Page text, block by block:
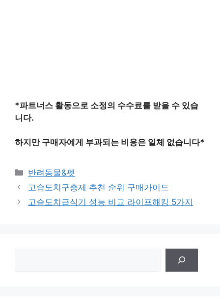
*파트너스 활동으로 소정의 수수료를 받을 수 있습
니다.
하지만 구매자에게 부과되는 비용은 일체 없습니다*
카
테
리
반려동물&펫
고슴도치구충제 추천 순위 구매가이드
고슴도치급식기 성능 비교 라이프해킹 5가지